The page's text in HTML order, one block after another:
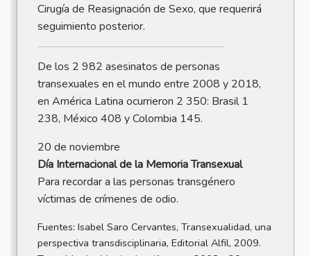
Cirugía de Reasignación de Sexo, que requerirá
seguimiento posterior.
De los 2 982 asesinatos de personas
transexuales en el mundo entre 2008 y 2018,
en América Latina ocurrieron 2 350: Brasil 1
238, México 408 y Colombia 145.
20 de noviembre
Día Internacional de la Memoria Transexual
Para recordar a las personas transgénero
víctimas de crímenes de odio.
Fuentes: Isabel Saro Cervantes, Transexualidad, una
perspectiva transdisciplinaria, Editorial Alfil, 2009.